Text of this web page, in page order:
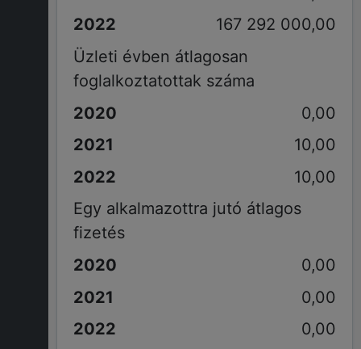
167 292 000,00
Üzleti évben átlagosan
foglalkoztatottak száma
0,00
10,00
10,00
Egy alkalmazottra jutó átlagos
fizetés
0,00
0,00
0,00